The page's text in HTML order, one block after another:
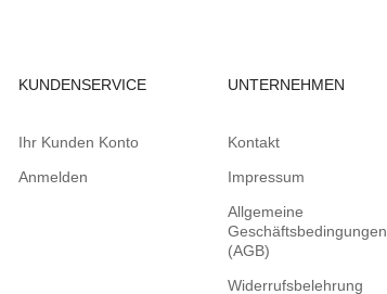
KUNDENSERVICE
Ihr Kunden Konto
Anmelden
UNTERNEHMEN
Kontakt
Impressum
Allgemeine
Geschäftsbedingungen
(AGB)
Widerrufsbelehrung